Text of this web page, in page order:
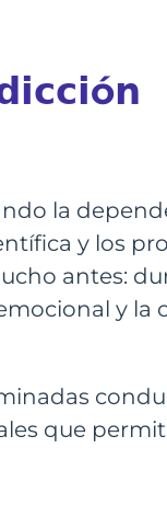
la
y los
antes:
y la
que